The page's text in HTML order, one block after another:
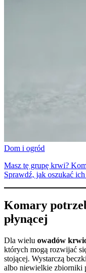
Dom i ogród
Masz tę grupę krwi?
Sprawdź, jak oszukać
Komary
płynącej
Dla wielu owadów
których mogą rozwijać
stojącej. Wystarczą
albo niewielkie zbiorniki